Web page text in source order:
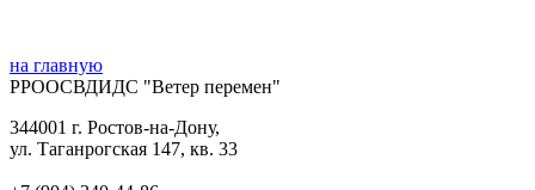
на главную
РРООСВДИДС "Ветер перемен"
344001 г. Ростов-на-Дону,
ул. Таганрогская 147, кв. 33‍